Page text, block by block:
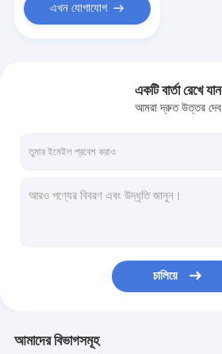
এখন যোগাযোগ
একটি বার্তা রেখে যান
আমরা দ্রুত উত্তর দেব
চালিয়ে
আমাদের বিভাগসমূহ